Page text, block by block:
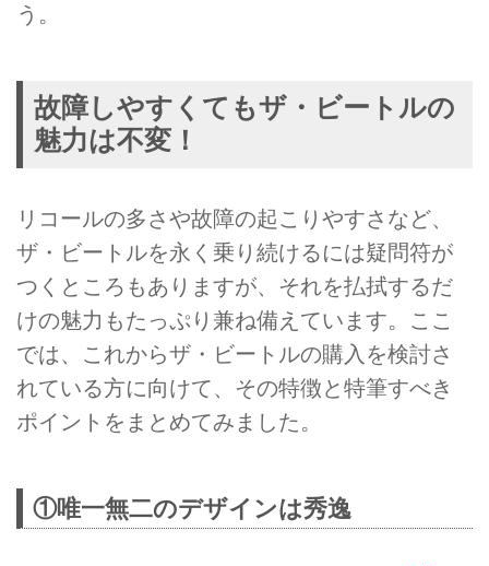
う。
故障しやすくてもザ・ビートルの
魅力は不変！
リコールの多さや故障の起こりやすさなど、
ザ・ビートルを永く乗り続けるには疑問符が
つくところもありますが、それを払拭するだ
けの魅力もたっぷり兼ね備えています。ここ
では、これからザ・ビートルの購入を検討さ
れている方に向けて、その特徴と特筆すべき
ポイントをまとめてみました。
①唯一無二のデザインは秀逸